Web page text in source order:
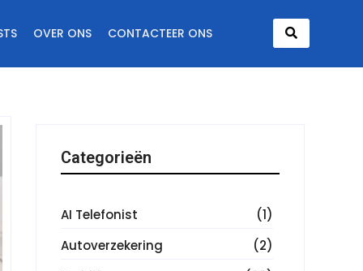
OVER ONS CONTACTEER ONS
Categorieën
AI Telefonist
(1)
Autoverzekering
(2)